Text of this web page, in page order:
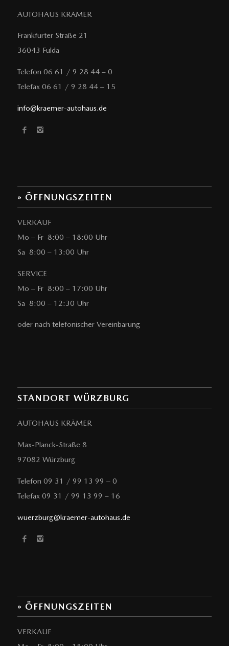
AUTOHAUS KRÄMER
Frankfurter Straße 21
36043 Fulda
Telefon 06 61 / 9 28 44 – 0
Telefax 06 61 / 9 28 44 – 15
info@kraemer-autohaus.de
» ÖFFNUNGSZEITEN
VERKAUF
Mo – Fr 8:00 – 18:00 Uhr
Sa 8:00 – 13:00 Uhr
SERVICE
Mo – Fr 8:00 – 17:00 Uhr
Sa 8:00 – 12:30 Uhr
oder nach telefonischer Vereinbarung
STANDORT WÜRZBURG
AUTOHAUS KRÄMER
Max-Planck-Straße 8
97082 Würzburg
Telefon 09 31 / 99 13 99 – 0
Telefax 09 31 / 99 13 99 – 16
wuerzburg@kraemer-autohaus.de
» ÖFFNUNGSZEITEN
VERKAUF